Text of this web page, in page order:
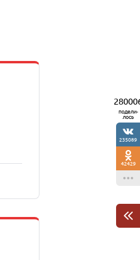
подели-
лось
235089
42429